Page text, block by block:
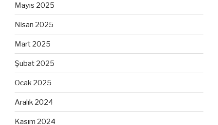
Mayıs 2025
Nisan 2025
Mart 2025
Şubat 2025
Ocak 2025
Aralık 2024
Kasım 2024